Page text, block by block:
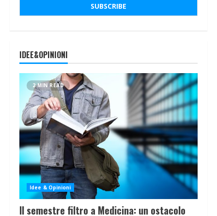
IDEE&OPINIONI
2 MIN READ
Idee & Opinioni
Il semestre filtro a Medicina: un ostacolo